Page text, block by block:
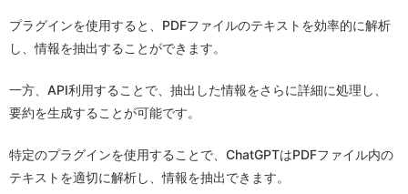
プラグインを使用すると、PDFファイルのテキストを効率的に解析
し、情報を抽出することができます。
一方、API利用することで、抽出した情報をさらに詳細に処理し、
要約を生成することが可能です。
特定のプラグインを使用することで、ChatGPTはPDFファイル内の
テキストを適切に解析し、情報を抽出できます。